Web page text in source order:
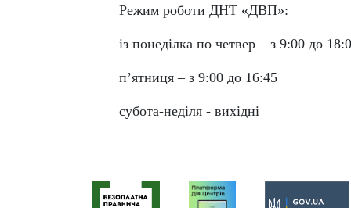
Режим роботи ДНТ «ДВП»:
із понеділка по четвер – з 9:00 до
п’ятниця – з 9:00 до 16:45
субота-неділя - вихідні